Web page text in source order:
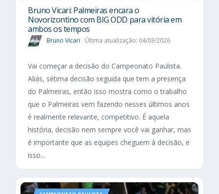
Bruno Vicari: Palmeiras encara o
Novorizontino com BIG ODD para vitória em
ambos os tempos
Bruno Vicari Última atualização: 04/03/2026
Vai começar a decisão do Campeonato Paulista.
Aliás, sétima decisão seguida que tem a presença
do Palmeiras, então isso mostra como o trabalho
que o Palmeiras vem fazendo nesses últimos anos
é realmente relevante, competitivo. É aquela
história, decisão nem sempre você vai ganhar, mas
é importante que as equipes cheguem à decisão, e
isso...